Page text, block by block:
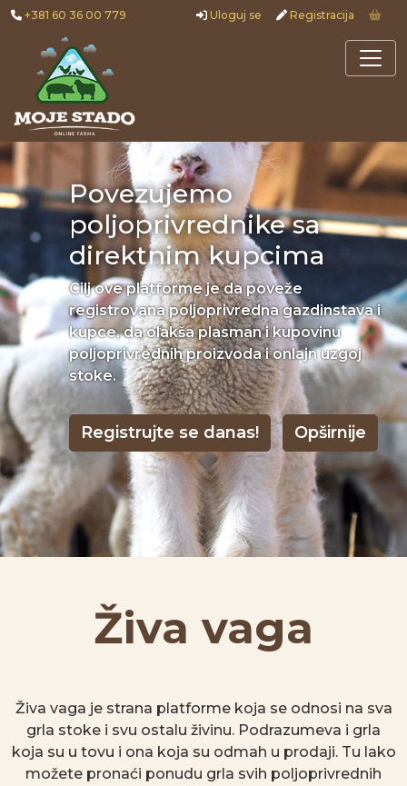
+381 60 36 00 779 Uloguj se Registracija
Povezujemo
poljoprivrednike sa
direktnim kupcima
Cilj ove platforme je da poveže
registrovana poljoprivredna gazdinstava i
kupce, da olakša plasman i kupovinu
poljoprivrednih proizvoda i onlajn uzgoj
stoke.
Registrujte se danas! Opširnije
Živa vaga
Živa vaga je strana platforme koja se odnosi na sva
grla stoke i svu ostalu živinu. Podrazumeva i grla
koja su u tovu i ona koja su odmah u prodaji. Tu lako
možete pronaći ponudu grla svih poljoprivrednih